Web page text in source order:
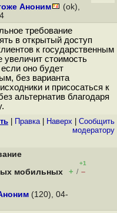
Аноним
(ok),
требование
в открытый доступ
к государственным
увеличит стоимость
если оно будет
без варианта
и присосаться к
альтернатив благодаря
Правка| Наверх
Cообщить
модератору
мобильных
+1
+ / –
(120), 04-